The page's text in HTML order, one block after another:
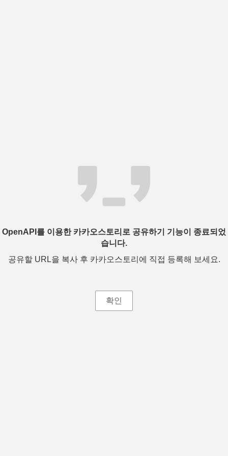
OpenAPI를 이용한 카카오스토리로 공유하기 기능이 종료되었
습니다.
공유할 URL을 복사 후 카카오스토리에 직접 등록해 보세요.
확인